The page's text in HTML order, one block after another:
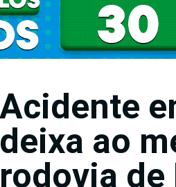
Acidente
deixa ao
rodovia de